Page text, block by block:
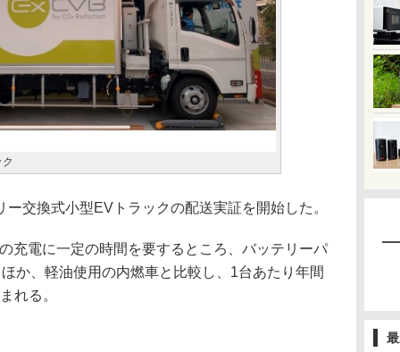
交換式小型EVトラックの配送実証を開始した。
充電に一定の時間を要するところ、バッテリーパ
か、軽油使用の内燃車と比較し、1台あたり年間
れる。